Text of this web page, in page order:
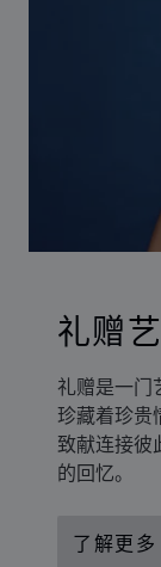
礼赠
礼赠是一门
珍藏着珍贵
致献连接彼
的回忆。
了解更多